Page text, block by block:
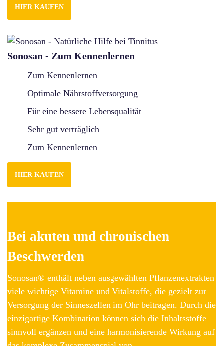
HIER KAUFEN
Sonosan - Zum Kennenlernen
Zum Kennenlernen
Optimale Nährstoffversorgung
Für eine bessere Lebensqualität
Sehr gut verträglich
Zum Kennenlernen
HIER KAUFEN
Bei akuten und chronischen
Beschwerden
Sonosan® enthält neben ausgewählten Pflanzenextrakten
viele wichtige Vitamine und Vitalstoffe, die gezielt zur
Versorgung der Sinneszellen im Ohr beitragen. Durch die
einzigartige Kombination können sich die Inhaltsstoffe
sinnvoll ergänzen und eine harmonisierende Wirkung auf